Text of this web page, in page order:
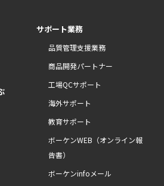
サポート業務
品質管理支援業務
商品開発パートナー
工場QCサポート
海外サポート
教育サポート
ボーケンWEB（オンライン報
告書）
ボーケンinfoメール